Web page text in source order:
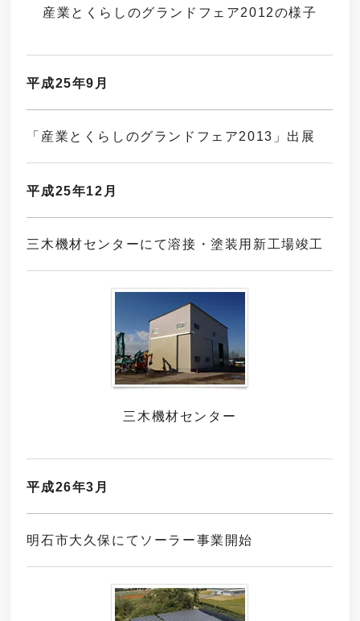
産業とくらしのグランドフェア2012の様子
平成25年9月
「産業とくらしのグランドフェア2013」出展
平成25年12月
三木機材センターにて溶接・塗装用新工場竣工
三木機材センター
平成26年3月
明石市大久保にてソーラー事業開始